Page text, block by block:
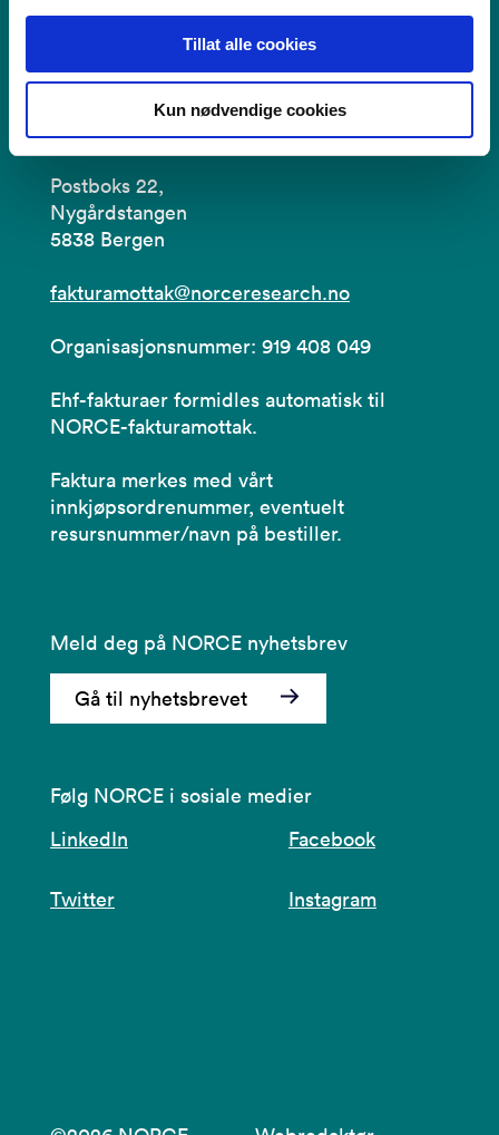
Tillat alle cookies
Kun nødvendige cookies
Faktura
NORCE Research AS
Postboks 22,
Nygårdstangen
5838 Bergen
fakturamottak@norceresearch.no
Organisasjonsnummer: 919 408 049
Ehf-fakturaer formidles automatisk til
NORCE-fakturamottak.
Faktura merkes med vårt
innkjøpsordrenummer, eventuelt
resursnummer/navn på bestiller.
Meld deg på NORCE nyhetsbrev
Gå til nyhetsbrevet
Følg NORCE i sosiale medier
LinkedIn
Facebook
Twitter Instagram